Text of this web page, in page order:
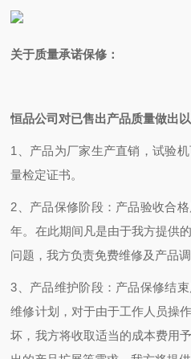
关于质量承诺保修：
恒品公司对已售出产品质量做出以
1
、产品为厂家生产直销，试验
量检定证书。
2 、产品保修阶段：产品验收合
年。在此期间凡是由于我方提供
问题，我方负责免费维修及产品
3 、产品维护阶段：产品保修结
维修计划，对于由于工作人员操
坏，我方将收取适当的成本费用